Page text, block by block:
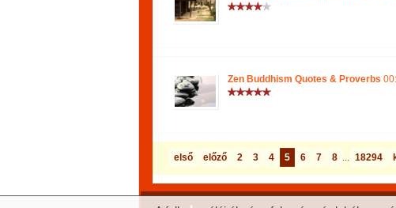
Zen Buddhism Quotes & Proverbs
első előző 2 3 4 5 6 7 8 ... 18294